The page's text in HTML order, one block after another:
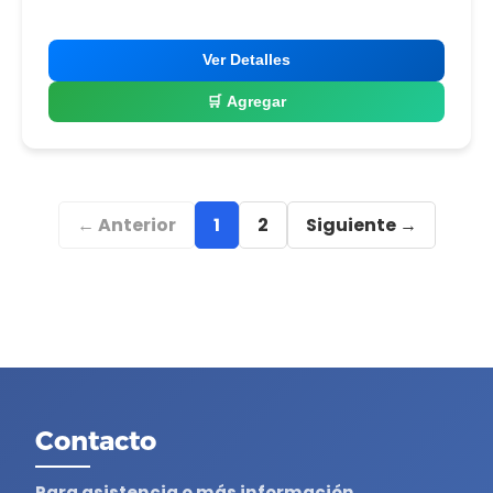
Ver Detalles
🛒 Agregar
← Anterior 1 2 Siguiente →
Contacto